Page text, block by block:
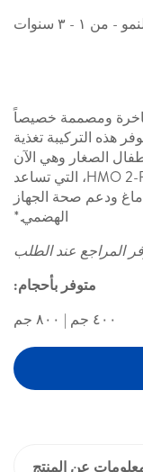
١ - ٣ سنوات
حليب فاخرة ومصممة خصيصاً
- ٣ سنوات. توفر هذه التركيبة تغذية
الصغار وهي الآن
معززة بخمسة أحماض أساسية HMO 2-FL، التي تساعد
ودعم صحة الجهاز
الهضمي.*
المراجع عند الطلب
متوفر بأحجام:
٤٠٠ جم | ٨٠٠ جم
عن المنتج